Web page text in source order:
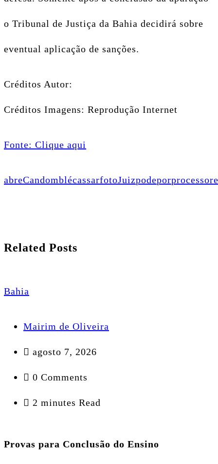
o Tribunal de Justiça da Bahia decidirá sobre
eventual aplicação de sanções.
Créditos Autor:
Créditos Imagens: Reprodução Internet
Fonte: Clique aqui
abreCandomblécassarfotoJuizpodeporprocesso
Related Posts
Bahia
Mairim de Oliveira
agosto 7, 2026
0 Comments
2 minutes Read
Provas para Conclusão do Ensino